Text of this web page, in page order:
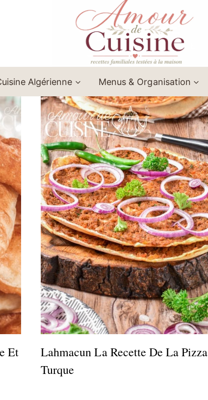
Algérienne Menus & Organisation
Et
Lahmacun La Recette De La Pizza
Turque